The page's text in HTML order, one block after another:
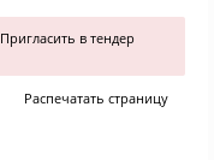
Пригласить в тендер
Распечатать страницу